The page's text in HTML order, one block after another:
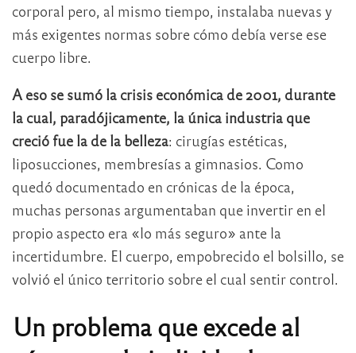
corporal pero, al mismo tiempo, instalaba nuevas y
más exigentes normas sobre cómo debía verse ese
cuerpo libre.
A eso se sumó la crisis económica de 2001, durante
la cual, paradójicamente, la única industria que
creció fue la de la belleza: cirugías estéticas,
liposucciones, membresías a gimnasios. Como
quedó documentado en crónicas de la época,
muchas personas argumentaban que invertir en el
propio aspecto era «lo más seguro» ante la
incertidumbre. El cuerpo, empobrecido el bolsillo, se
volvió el único territorio sobre el cual sentir control.
Un problema que excede al